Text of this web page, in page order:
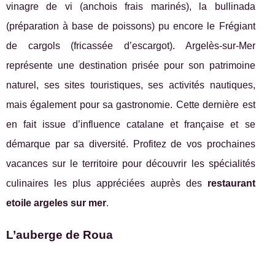
vinagre de vi (anchois frais marinés), la bullinada
(préparation à base de poissons) pu encore le Frégiant
de cargols (fricassée d’escargot). Argelès-sur-Mer
représente une destination prisée pour son patrimoine
naturel, ses sites touristiques, ses activités nautiques,
mais également pour sa gastronomie. Cette dernière est
en fait issue d’influence catalane et française et se
démarque par sa diversité. Profitez de vos prochaines
vacances sur le territoire pour découvrir les spécialités
culinaires les plus appréciées auprès des restaurant
etoile argeles sur mer.
L’auberge de Roua